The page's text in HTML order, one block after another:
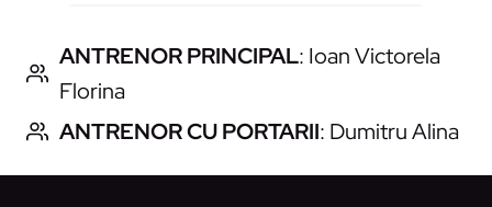
ANTRENOR PRINCIPAL: Ioan Victorela
Florina
ANTRENOR CU PORTARII: Dumitru Alina